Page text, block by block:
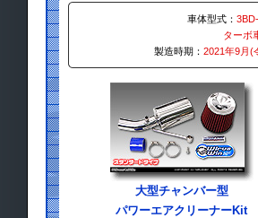
車体型式：
ターボ
製造時期： 2021年9月(
大型チャンバー型
パワーエアクリーナーKit